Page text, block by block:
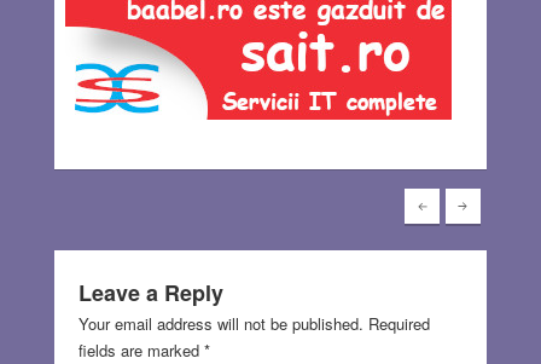
Leave a Reply
Your email address will not be published. Required
fields are marked *